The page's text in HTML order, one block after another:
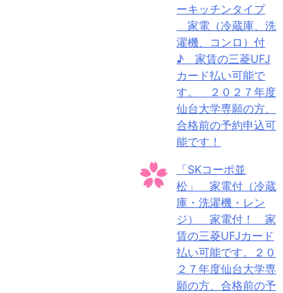
ーキッチンタイプ
家電（冷蔵庫、洗
濯機、コンロ）付
♪ 家賃の三菱UFJ
カード払い可能で
す。 ２０２７年度
仙台大学専願の方、
合格前の予約申込可
能です！
「SKコーポ並
松」 家電付（冷蔵
庫・洗濯機・レン
ジ） 家電付！ 家
賃の三菱UFJカード
払い可能です。２０
２７年度仙台大学専
願の方、合格前の予